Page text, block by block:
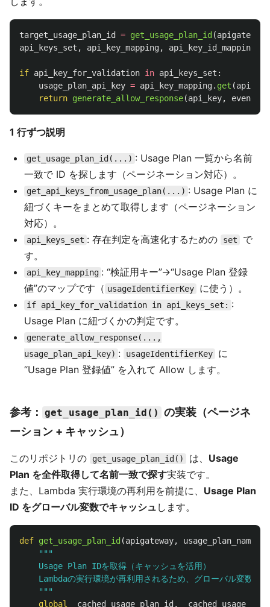
target_usage_plan_id = get_usage_plan_id (apigateway
api_keys_set , api_key_mapping, api_key_id_mapping
if api_key_for_validation in api_keys_set :
usage_plan_api_key = api_key_mapping. get (
return generate_allow_response(api_key, event
1 行ずつ説明
get_usage_plan_id(...) : Usage Plan 一覧から名前
一致で ID を探します（ページネーション対応）。
get_api_keys_from_usage_plan(...) : Usage Plan に
紐づくキーをまとめて取得します（ページネーション
対応）。
api_keys_set : 存在判定を高速化するための set
で
す。
api_key_mapping : “検証用キー”→“Usage Plan 登録
値”のマップです（ usageIdentifierKey に使う）。
if api_key_for_validation in api_keys_set: :
Usage Plan に紐づくかの判定です。
generate_allow_response(...,
usage_plan_api_key) : usageIdentifierKey
に
“Usage Plan 登録値” を入れて Allow します。
参考： get_usage_plan_id() の実装（ページネ
ーション + キャッシュ）
このリポジトリの get_usage_plan_id() は、 Usage
Plan を全件取得して名前一致で探す実装です。
また、Lambda 実行環境の再利用を前提に、 Usage Plan
ID をグローバル変数でキャッシュ します。
def get_usage_plan_id (apigateway, usage_plan_name
"""
    Usage Plan IDを取得（キャッシュを活用）
Lambdaの実行環境が再利用されるため、グローバル変数で
"""
global
_cached_usage_plan_id ,